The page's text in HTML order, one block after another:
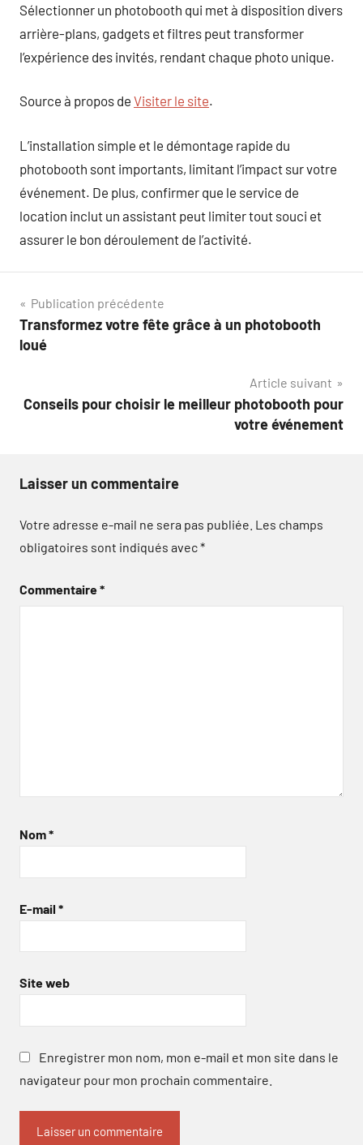
Sélectionner un photobooth qui met à disposition divers
arrière-plans, gadgets et filtres peut transformer
l’expérience des invités, rendant chaque photo unique.
Source à propos de Visiter le site.
L’installation simple et le démontage rapide du
photobooth sont importants, limitant l’impact sur votre
événement. De plus, confirmer que le service de
location inclut un assistant peut limiter tout souci et
assurer le bon déroulement de l’activité.
Navigation
de
Publication précédente
Transformez votre fête grâce à un photobooth
loué
Article suivant
Conseils pour choisir le meilleur photobooth pour
votre événement
Laisser un commentaire
Votre adresse e-mail ne sera pas publiée. Les champs
obligatoires sont indiqués avec*
Commentaire*
Nom*
E-mail *
Site web
Enregistrer mon nom, mon e-mail et mon site dans le
navigateur pour mon prochain commentaire.